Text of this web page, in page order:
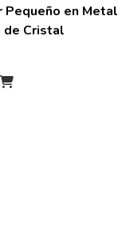
en Metal
de Cristal